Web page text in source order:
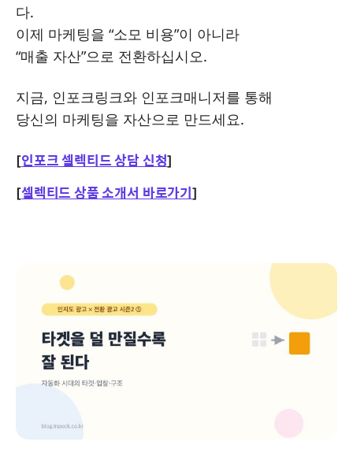
다.
이제 마케팅을 “소모 비용”이 아니라
“매출 자산”으로 전환하십시오.
지금, 인포크링크와 인포크매니저를 통해
당신의 마케팅을 자산으로 만드세요.
[인포크 셀렉티드 상담 신청]
[셀렉티드 상품 소개서 바로가기]